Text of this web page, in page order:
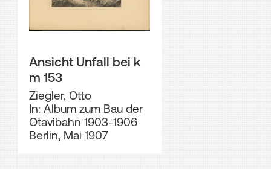
Ansicht Unfall bei k
m 153
Ziegler, Otto
In: Album zum Bau der
Otavibahn 1903-1906
Berlin, Mai 1907